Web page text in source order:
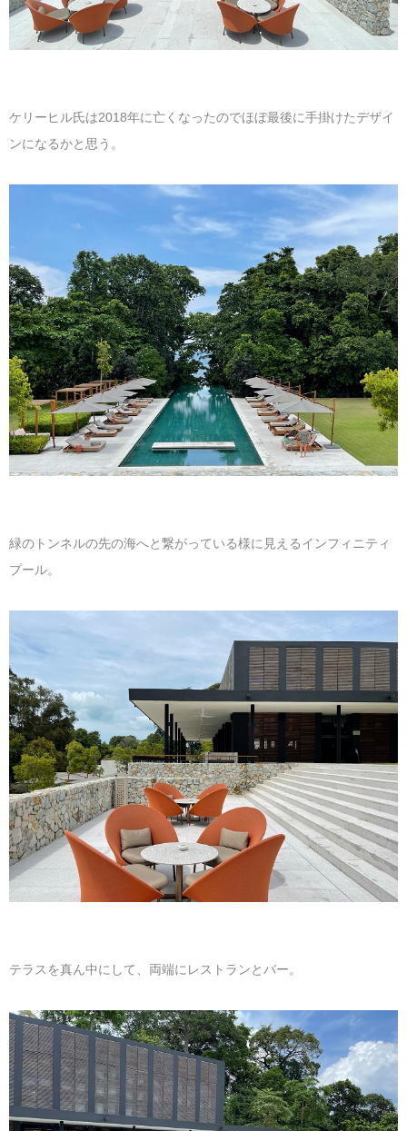
ケリーヒル氏は2018年に亡くなったのでほぼ最後に手掛けたデザイ
ンになるかと思う。
緑のトンネルの先の海へと繋がっている様に見えるインフィニティ
プール。
テラスを真ん中にして、両端にレストランとバー。